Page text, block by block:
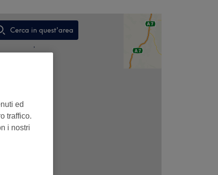
Cerca in quest'area
,
ed
traffico.
i nostri